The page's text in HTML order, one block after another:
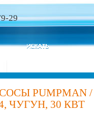
29
PUMPMAN /
ЧУГУН, 30 КВТ